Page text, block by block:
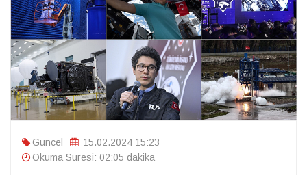
Güncel
15.02.2024 15:23
Okuma Süresi: 02:05 dakika